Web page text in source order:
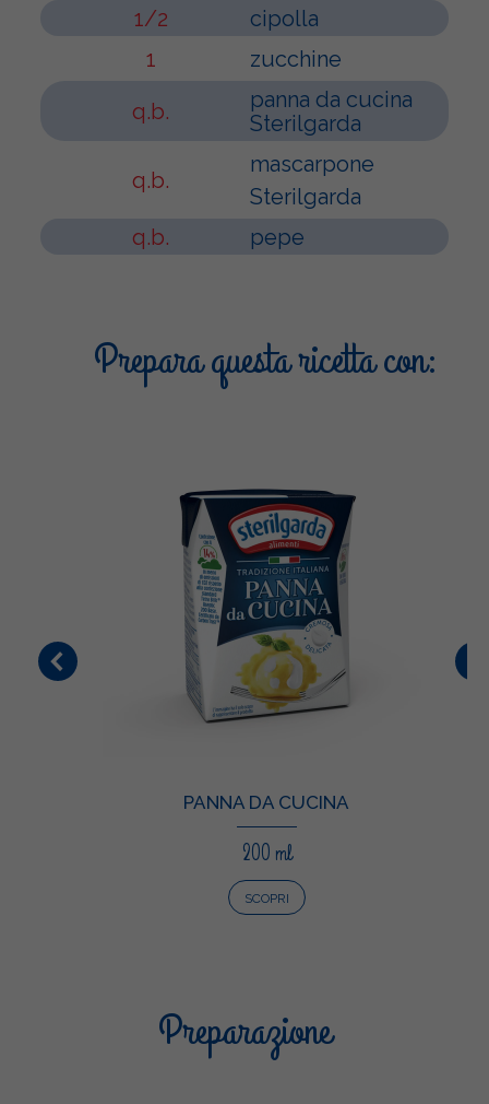
1/2
cipolla
1
zucchine
q.b.
panna da cucina
Sterilgarda
q.b.
mascarpone
Sterilgarda
q.b.
pepe
Prepara questa ricetta con:
PANNA DA CUCINA
200 ml
SCOPRI
Preparazione